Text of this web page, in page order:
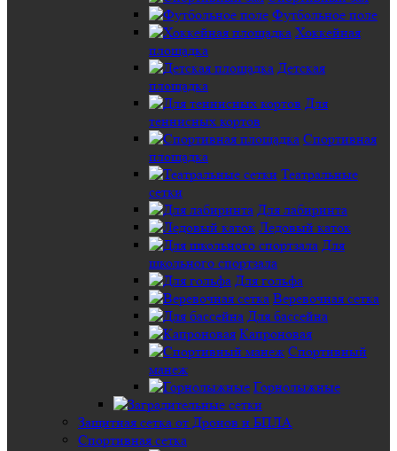
Футбольное поле
Хоккейная
площадка
Детская
площадка
Для
теннисных кортов
Спортивная
площадка
Театральные
сетки
Для лабиринта
Ледовый каток
Для
школьного спортзала
Для гольфа
Веревочная сетка
Для бассейна
Капроновая
Спортивный
манеж
Горнолыжные
Защитная сетка от Дронов и БПЛА
Спортивная сетка